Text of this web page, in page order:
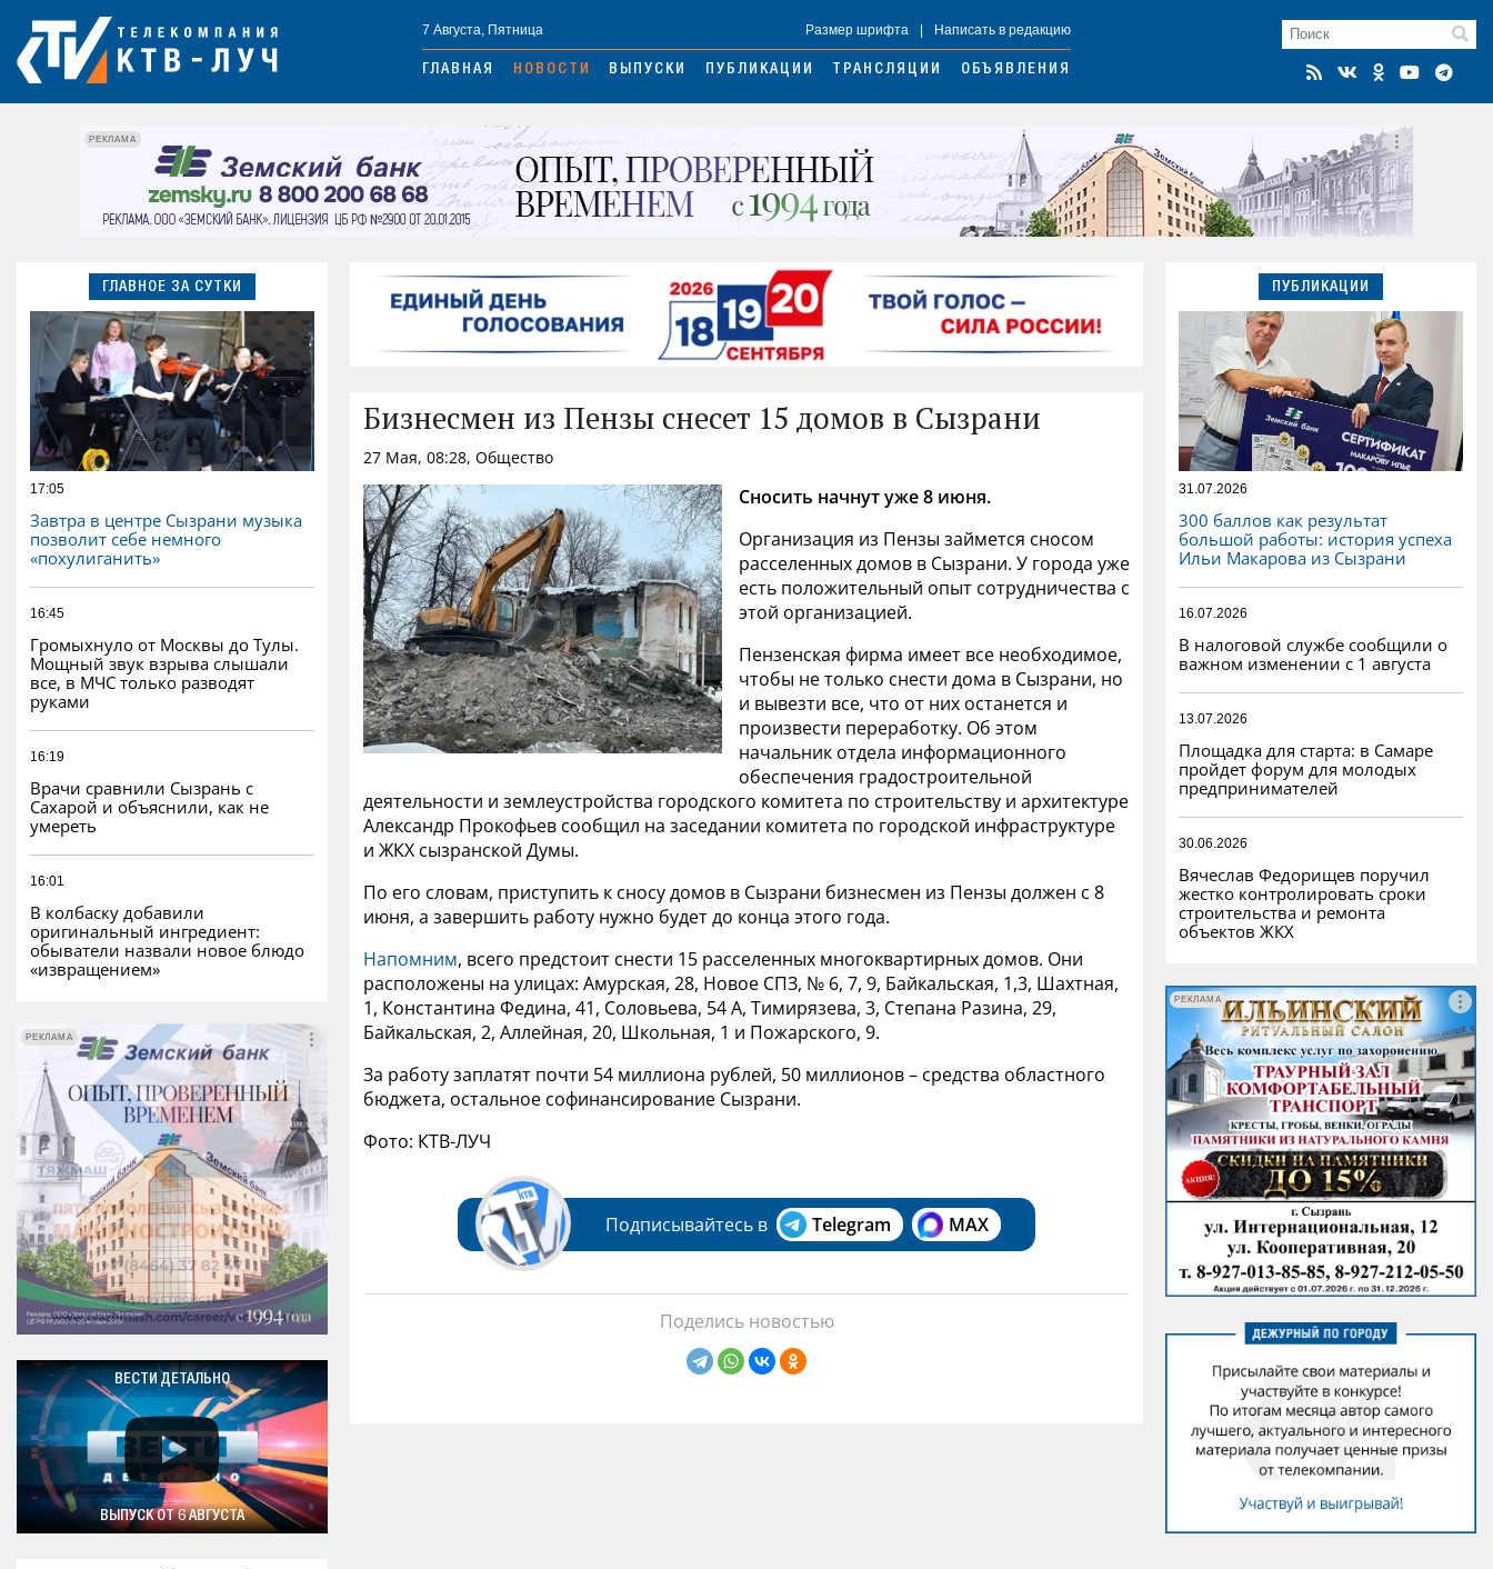
7 Августа, Пятница Размер шрифта Написать в редакцию
ГЛАВНАЯ НОВОСТИ ВЫПУСКИ ПУБЛИКАЦИИ ТРАНСЛЯЦИИ ОБЪЯВЛЕНИЯ
РЕКЛАМА
ГЛАВНОЕ ЗА СУТКИ
17:05
Завтра в центре Сызрани музыка
позволит себе немного
«похулиганить»
16:45
Громыхнуло от Москвы до Тулы.
Мощный звук взрыва слышали
все, в МЧС только разводят
руками
16:19
Врачи сравнили Сызрань с
Сахарой и объяснили, как не
умереть
16:01
В колбаску добавили
оригинальный ингредиент:
обыватели назвали новое блюдо
«извращением»
РЕКЛАМА
РЕКЛАМА
ВЕСТИ ДЕТАЛЬНО
ВЫПУСК ОТ 6 АВГУСТА
Бизнесмен из Пензы снесет 15 домов в Сызрани
27 Мая, 08:28, Общество
Сносить начнут уже 8 июня.
Организация из Пензы займется сносом
расселенных домов в Сызрани. У города уже
есть положительный опыт сотрудничества с
этой организацией.
Пензенская фирма имеет все необходимое,
чтобы не только снести дома в Сызрани, но
и вывезти все, что от них останется и
произвести переработку. Об этом
начальник отдела информационного
обеспечения градостроительной
деятельности и землеустройства городского комитета по строительству и архитектуре
Александр Прокофьев сообщил на заседании комитета по городской инфраструктуре
и ЖКХ сызранской Думы.
По его словам, приступить к сносу домов в Сызрани бизнесмен из Пензы должен с 8
июня, а завершить работу нужно будет до конца этого года.
Напомним, всего предстоит снести 15 расселенных многоквартирных домов. Они
расположены на улицах: Амурская, 28, Новое СПЗ, № 6, 7, 9, Байкальская, 1,3, Шахтная,
1, Константина Федина, 41, Соловьева, 54 А, Тимирязева, 3, Степана Разина, 29,
Байкальская, 2, Аллейная, 20, Школьная, 1 и Пожарского, 9.
За работу заплатят почти 54 миллиона рублей, 50 миллионов – средства областного
бюджета, остальное софинансирование Сызрани.
Фото: КТВ-ЛУЧ
Подписывайтесь в Telegram MAX
Поделись новостью
ПУБЛИКАЦИИ
31.07.2026
300 баллов как результат
большой работы: история успеха
Ильи Макарова из Сызрани
16.07.2026
В налоговой службе сообщили о
важном изменении с 1 августа
13.07.2026
Площадка для старта: в Самаре
пройдет форум для молодых
предпринимателей
30.06.2026
Вячеслав Федорищев поручил
жестко контролировать сроки
строительства и ремонта
объектов ЖКХ
РЕКЛАМА